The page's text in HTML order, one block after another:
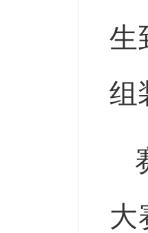
生
组
大